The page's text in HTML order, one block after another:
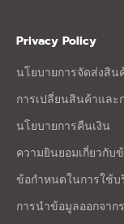
Privacy Policy
นโยบายการจัดส่งสิน
การเปลี่ยนสินค้าแล
นโยบายการคืนเงิน
ความยินยอมเกี่ยวกั
ข้อกำหนดในการใช้บ
การนำข้อมูลออกจาก